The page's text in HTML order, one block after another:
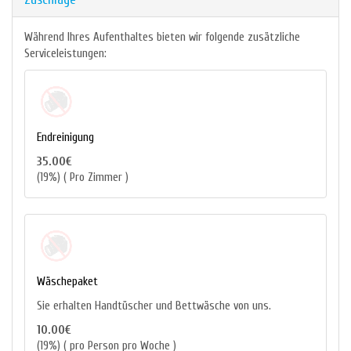
Während Ihres Aufenthaltes bieten wir folgende zusätzliche
Serviceleistungen:
Endreinigung
35.00€
(19%) ( Pro Zimmer )
Wäschepaket
Sie erhalten Handtüscher und Bettwäsche von uns.
10.00€
(19%) ( pro Person pro Woche )